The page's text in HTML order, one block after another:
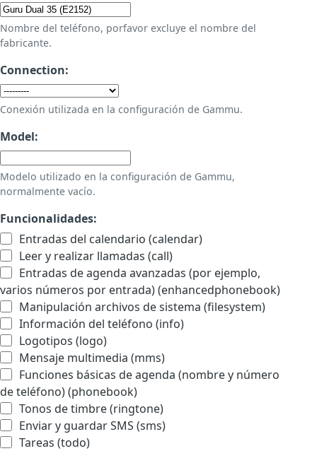
Nombre del teléfono, porfavor excluye el nombre del
fabricante.
Connection:
Conexión utilizada en la configuración de Gammu.
Model:
Modelo utilizado en la configuración de Gammu,
normalmente vacío.
Funcionalidades:
Entradas del calendario (calendar)
Leer y realizar llamadas (call)
Entradas de agenda avanzadas (por ejemplo,
varios números por entrada) (enhancedphonebook)
Manipulación archivos de sistema (filesystem)
Información del teléfono (info)
Logotipos (logo)
Mensaje multimedia (mms)
Funciones básicas de agenda (nombre y número
de teléfono) (phonebook)
Tonos de timbre (ringtone)
Enviar y guardar SMS (sms)
Tareas (todo)